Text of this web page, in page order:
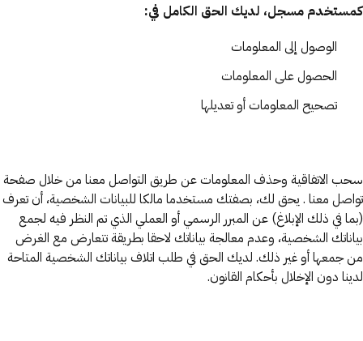
كمستخدم مسجل، لديك الحق الكامل في:
الوصول إلى المعلومات
الحصول على المعلومات
تصحيح المعلومات أو تعديلها
سحب الاتفاقية وحذف المعلومات عن طريق التواصل معنا من خلال صفحة
تواصل معنا . يحق لك، بصفتك مستخدما مالكا للبيانات الشخصية، أن تعرف
(بما في ذلك الإبلاغ) عن المبرر الرسمي أو العملي الذي تم النظر فيه لجمع
بياناتك الشخصية، وعدم معالجة بياناتك لاحقا بطريقة تتعارض مع الغرض
من جمعها أو غير ذلك. لديك الحق في طلب اتلاف بياناتك الشخصية المتاحة
لدينا دون الإخلال بأحكام القانون.